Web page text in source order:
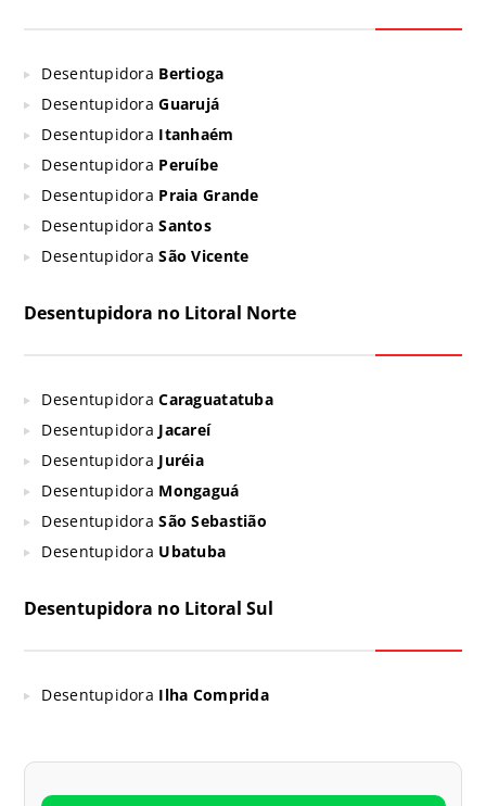
Desentupidora Bertioga
DesentupidoraGuarujá
Desentupidora Itanhaém
Desentupidora Peruíbe
Desentupidora Praia Grande
DesentupidoraSantos
DesentupidoraSão Vicente
Desentupidora no Litoral Norte
DesentupidoraCaraguatatuba
Desentupidora Jacareí
Desentupidora Juréia
Desentupidora Mongaguá
DesentupidoraSão Sebastião
Desentupidora Ubatuba
Desentupidora no Litoral Sul
Desentupidora Ilha Comprida